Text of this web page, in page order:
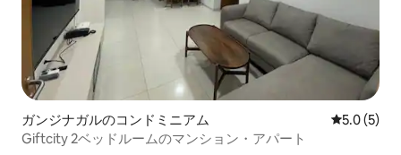
ガンジナガルのコンドミニアム レビュー5
5.0 (5)
Giftcity 2ベッドルームのマンション・アパート